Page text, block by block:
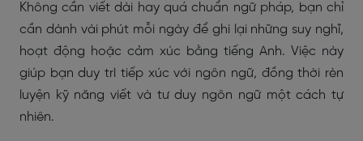
Không cần viết dài hay quá chuẩn ngữ pháp, bạn chỉ
cần dành vài phút mỗi ngày để ghi lại những suy nghĩ,
hoạt động hoặc cảm xúc bằng tiếng Anh. Việc này
giúp bạn duy trì tiếp xúc với ngôn ngữ, đồng thời rèn
luyện kỹ năng viết và tư duy ngôn ngữ một cách tự
nhiên.